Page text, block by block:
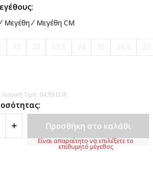
Μεγέθη Μεγέθη CM
Τιμή: 64,99 EUR
Προσθήκη στο καλάθι
Είναι απαραίτητο να επιλέξετε το
επιθυμητό μέγεθος